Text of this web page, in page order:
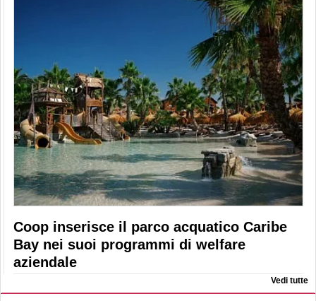
Coop inserisce il parco acquatico Caribe
Bay nei suoi programmi di welfare
aziendale
Vedi tutte